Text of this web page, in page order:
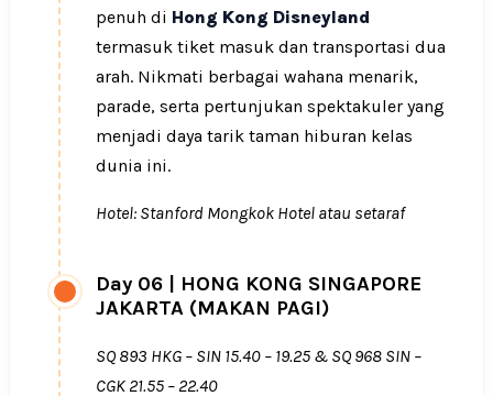
penuh di Hong Kong Disneyland
termasuk tiket masuk dan transportasi dua
arah. Nikmati berbagai wahana menarik,
parade, serta pertunjukan spektakuler yang
menjadi daya tarik taman hiburan kelas
dunia ini.
Hotel: Stanford Mongkok Hotel atau setaraf
Day 06
HONG KONG SINGAPORE
JAKARTA (MAKAN PAGI)
SQ 893 HKG – SIN 15.40 – 19.25 & SQ 968 SIN –
CGK 21.55 – 22.40